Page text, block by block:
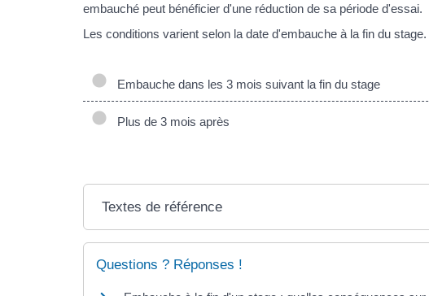
embauché peut bénéficier d'une réduction de sa période d'essai.
Les conditions varient selon la date d'embauche à la fin du stage.
Embauche dans les 3 mois suivant la fin du stage
Plus de 3 mois après
Textes de référence
Questions ? Réponses !